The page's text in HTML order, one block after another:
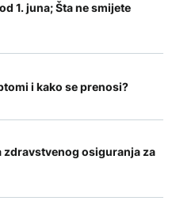
1. juna; Šta ne smijete
i kako se prenosi?
zdravstvenog osiguranja za